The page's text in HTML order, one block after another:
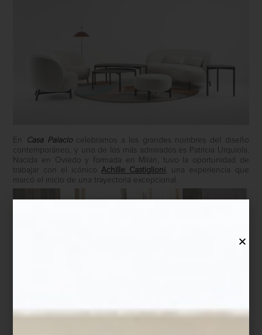
En Casa Palaciocelebramos a los grandes nombres del diseño
contemporáneo, y uno de los más admirados es Patricia Urquiola.
Nacida en Oviedo y formada en Milán, tuvo la oportunidad de
trabajar con el icónico Achille Castiglioni , una experiencia que
marcó el inicio de una trayectoria excepcional.